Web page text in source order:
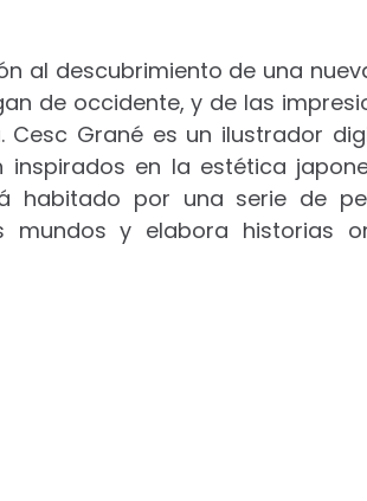
al descubrimiento de una
de occidente, y de las
Grané es un ilustrador
en la estética
habitado por una serie de
mundos y elabora historias